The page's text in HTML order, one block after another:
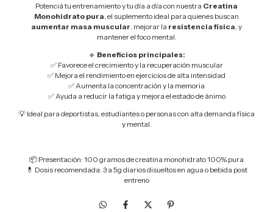
Potenciá tu entrenamiento y tu día a día con nuestra Creatina
Monohidrato pura , el suplemento ideal para quienes buscan
aumentar masa muscular , mejorar la resistencia física , y
mantener el foco mental.
🔹 Beneficios principales:
✅ Favorece el crecimiento y la recuperación muscular
✅ Mejora el rendimiento en ejercicios de alta intensidad
✅ Aumenta la concentración y la memoria
✅ Ayuda a reducir la fatiga y mejora el estado de ánimo
💡 Ideal para deportistas, estudiantes o personas con alta demanda física
y mental.
📦 Presentación: 100 gramos de creatina monohidrato 100% pura
💊 Dosis recomendada: 3 a 5g diarios disueltos en agua o bebida post
entreno